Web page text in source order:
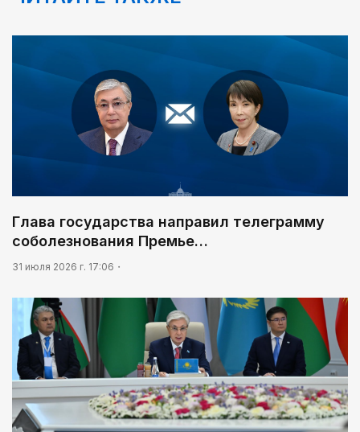
Глава государства направил телеграмму
соболезнования Премье…
31 июля 2026 г. 17:06